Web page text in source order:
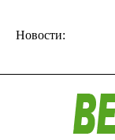
Новости: